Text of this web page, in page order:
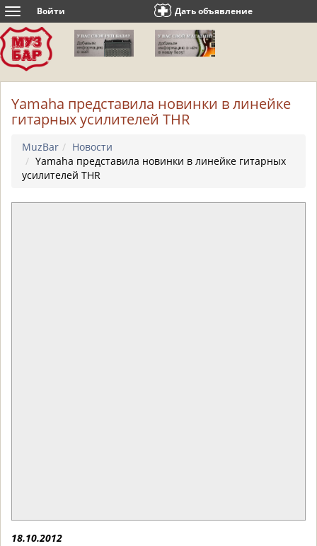
Toggle
navigation
Войти Дать объявление
Yamaha представила новинки в линейке
гитарных усилителей THR
MuzBar
Новости
Yamaha представила новинки в линейке гитарных
усилителей THR
18.10.2012